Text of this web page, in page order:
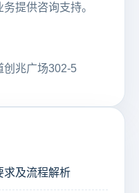
提供咨询支持。
创兆广场302-5
求及流程解析